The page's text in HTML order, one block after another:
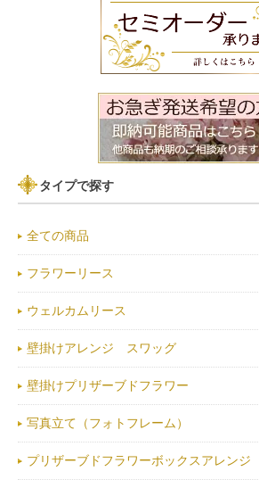
タイプで探す
全ての商品
フラワーリース
ウェルカムリース
壁掛けアレンジ スワッグ
壁掛けプリザーブドフラワー
写真立て（フォトフレーム）
プリザーブドフラワーボックスアレンジ